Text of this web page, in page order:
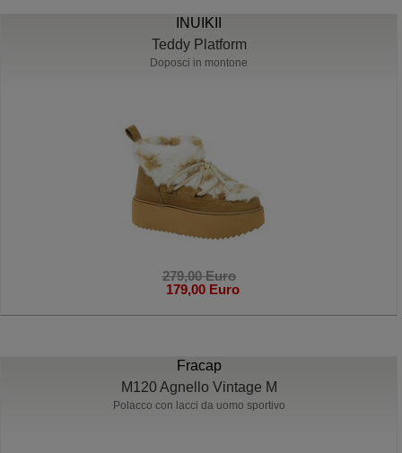
INUIKII
Teddy Platform
Doposci in montone
279,00 Euro
179,00 Euro
Fracap
M120 Agnello Vintage M
Polacco con lacci da uomo sportivo